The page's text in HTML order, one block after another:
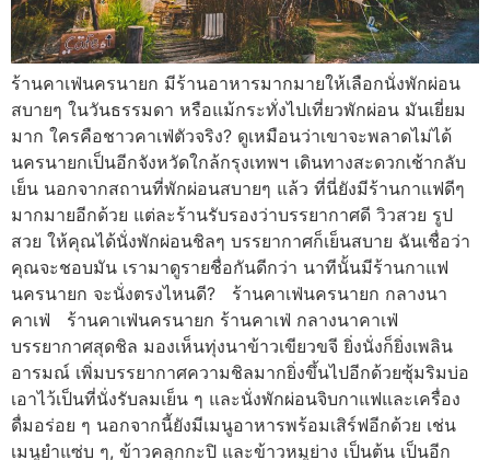
ร้านคาเฟ่นครนายก มีร้านอาหารมากมายให้เลือกนั่งพักผ่อน
สบายๆ ในวันธรรมดา หรือแม้กระทั่งไปเที่ยวพักผ่อน มันเยี่ยม
มาก ใครคือชาวคาเฟ่ตัวจริง? ดูเหมือนว่าเขาจะพลาดไม่ได้
นครนายกเป็นอีกจังหวัดใกล้กรุงเทพฯ เดินทางสะดวกเช้ากลับ
เย็น นอกจากสถานที่พักผ่อนสบายๆ แล้ว ที่นี่ยังมีร้านกาแฟดีๆ
มากมายอีกด้วย แต่ละร้านรับรองว่าบรรยากาศดี วิวสวย รูป
สวย ให้คุณได้นั่งพักผ่อนชิลๆ บรรยากาศก็เย็นสบาย ฉันเชื่อว่า
คุณจะชอบมัน เรามาดูรายชื่อกันดีกว่า นาทีนั้นมีร้านกาแฟ
นครนายก จะนั่งตรงไหนดี? ร้านคาเฟ่นครนายก กลางนา
คาเฟ่ ร้านคาเฟ่นครนายก ร้านคาเฟ่ กลางนาคาเฟ่
บรรยากาศสุดชิล มองเห็นทุ่งนาข้าวเขียวขจี ยิ่งนั่งก็ยิ่งเพลิน
อารมณ์ เพิ่มบรรยากาศความชิลมากยิ่งขึ้นไปอีกด้วยซุ้มริมบ่อ
เอาไว้เป็นที่นั่งรับลมเย็น ๆ และนั่งพักผ่อนจิบกาแฟและเครื่อง
ดื่มอร่อย ๆ นอกจากนี้ยังมีเมนูอาหารพร้อมเสิร์ฟอีกด้วย เช่น
เมนูยำแซ่บ ๆ, ข้าวคลุกกะปิ และข้าวหมูย่าง เป็นต้น เป็นอีก